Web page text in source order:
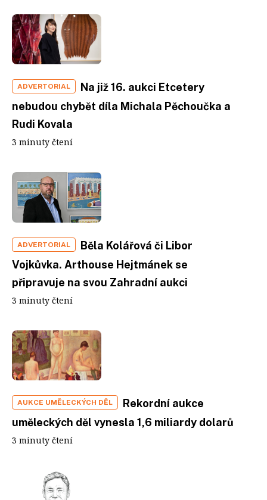
ADVERTORIAL
Na již 16. aukci Etcetery
nebudou chybět díla Michala Pěchoučka a
Rudi Kovala
3 minuty čtení
ADVERTORIAL
Běla Kolářová či Libor
Vojkůvka. Arthouse Hejtmánek se
připravuje na svou Zahradní aukci
3 minuty čtení
AUKCE UMĚLECKÝCH DĚL
Rekordní aukce
uměleckých děl vynesla 1,6 miliardy dolarů
3 minuty čtení